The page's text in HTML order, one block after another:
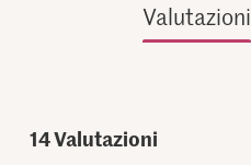
Valutazioni
14Valutazioni